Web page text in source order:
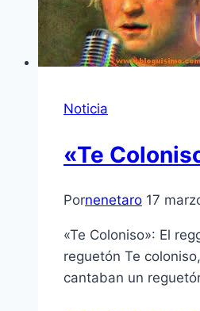
Noticia
«Te
Pornenetaro 17
«Te Coloniso»: El
reguetón Te
cantaban un